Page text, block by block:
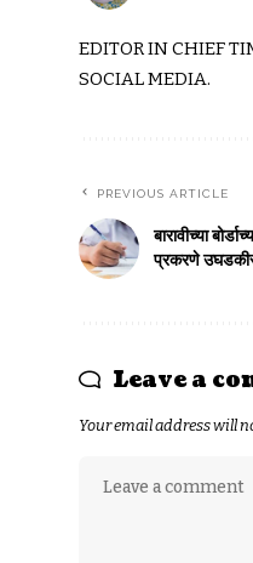
EDITOR IN CHIEF
SOCIAL MEDIA.
PREVIOUS ARTICLE
बारावीच्या
प्रकरणे
Leave a
Your email address will